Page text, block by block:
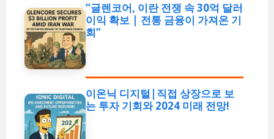
“글렌코어, 이란 전쟁 속 30억 달러
이익 확보 | 전통 금융이 가져온 기
회”
이온닉 디지털|직접 상장으로 보
는 투자 기회와 2024 미래 전망!